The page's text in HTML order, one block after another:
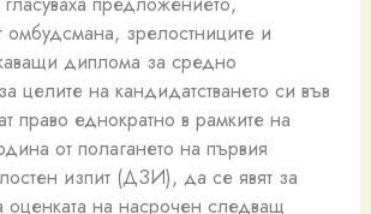
зрелостниците и
диплома за средно
целите на кандидатстването си във
право еднократно в рамките на
от полагането на първия
изпит (ДЗИ), да се явят за
на насрочен следващ